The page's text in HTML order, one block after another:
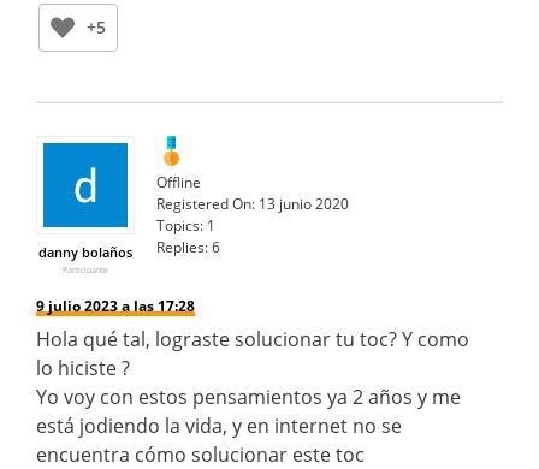
+5
danny bolaños
Participante
Offline
Registered On: 13 junio 2020
Topics: 1
Replies:6
9 julio 2023 a las 17:28
Hola qué tal, lograste solucionar tu toc? Y como
lo hiciste ?
Yo voy con estos pensamientos ya 2 años y me
está jodiendo la vida, y en internet no se
encuentra cómo solucionar este toc